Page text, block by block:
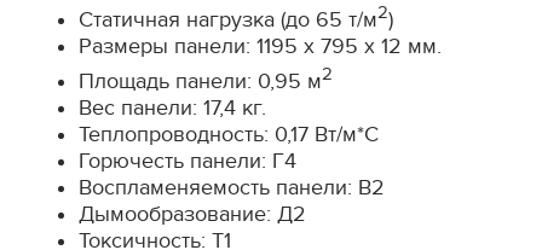
Статичная нагрузка (до 65 т/м2)
Размеры панели: 1195 х 795 х 12 мм.
Площадь панели: 0,95 м2
Вес панели: 17,4 кг.
Теплопроводность: 0,17 Вт/м*С
Горючесть панели: Г4
Воспламеняемость панели: В2
Дымообразование: Д2
Токсичность: Т1